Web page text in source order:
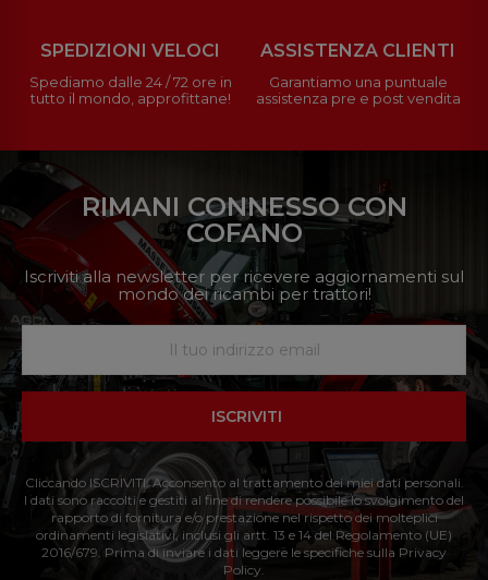
SPEDIZIONI VELOCI
Spediamo dalle 24 / 72 ore in
tutto il mondo, approfittane!
ASSISTENZA CLIENTI
Garantiamo una puntuale
assistenza pre e post vendita
RIMANI CONNESSO CON
COFANO
Iscriviti alla newsletter per ricevere aggiornamenti sul
mondo dei ricambi per trattori!
ISCRIVITI
Cliccando ISCRIVITI: Acconsento al trattamento dei miei dati personali.
I dati sono raccolti e gestiti al fine di rendere possibile lo svolgimento del
rapporto di fornitura e/o prestazione nel rispetto dei molteplici
ordinamenti legislativi, inclusi gli artt. 13 e 14 del Regolamento (UE)
2016/679. Prima di inviare i dati leggere le specifiche sulla Privacy
Policy.